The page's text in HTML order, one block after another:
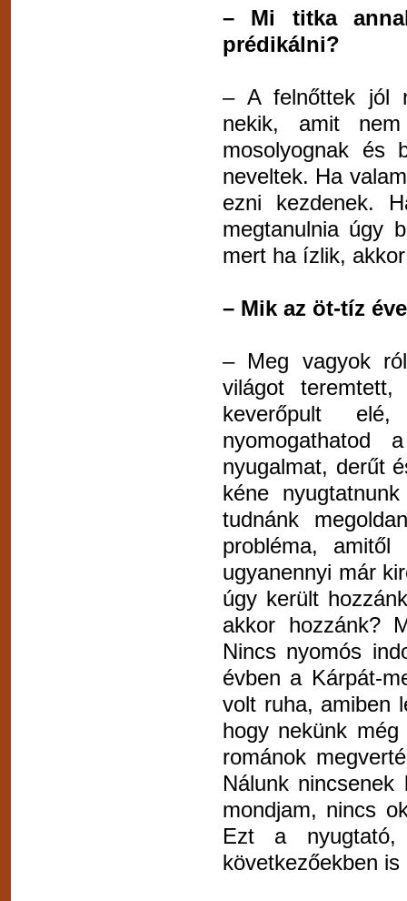
– Mi titka
prédikálni?
– A felnőttek jól
nekik, amit
mosolyognak és
neveltek. Ha
ezni kezdenek.
megtanulnia úgy
mert ha ízlik,
– Mik az öt-tíz
– Meg vagyok
világot
keverőpult
nyomogathatod
nyugalmat, derűt
kéne
tudnánk
probléma,
ugyanennyi már
úgy került
akkor hozzánk?
Nincs nyomós
évben a Kárpát-
volt ruha, amiben
hogy nekünk
románok
Nálunk
mondjam, nincs
Ezt a
következőekben